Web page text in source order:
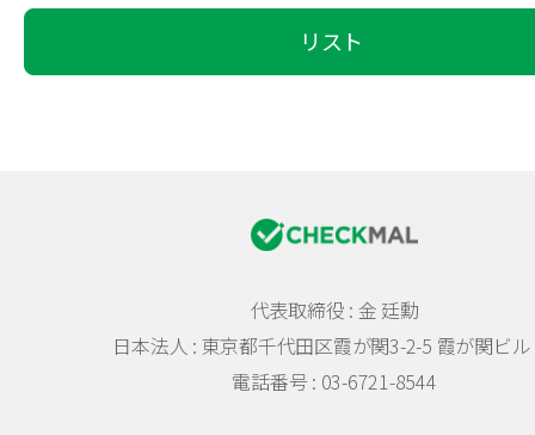
リスト
代表取締役 : 金 廷勳
日本法人 : 東京都千代田区霞が関3-2-5 霞が関ビル
電話番号 : 03-6721-8544